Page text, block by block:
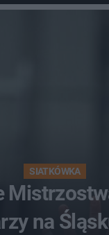
fanów
SIATKÓWKA
na